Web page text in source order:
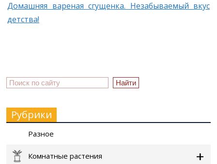
Домашняя вареная сгущенка. Незабываемый вкус
детства!
Рубрики
Разное
Комнатные растения